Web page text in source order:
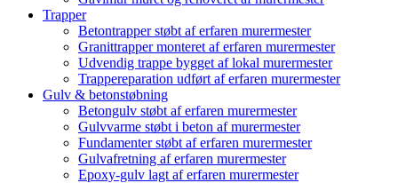
Trapper
Betontrapper støbt af erfaren murermester
Granittrapper monteret af erfaren murermester
Udvendig trappe bygget af lokal murermester
Trappereparation udført af erfaren murermester
Gulv & betonstøbning
Betongulv støbt af erfaren murermester
Gulvvarme støbt i beton af murermester
Fundamenter støbt af erfaren murermester
Gulvafretning af erfaren murermester
Epoxy-gulv lagt af erfaren murermester